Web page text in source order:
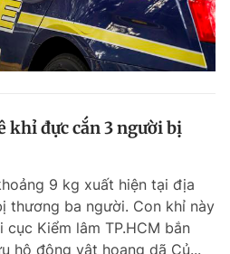
khỉ đực cắn 3 người bị
9 kg xuất hiện tại địa
thương ba người. Con khỉ này
Kiểm lâm TP.HCM bắn
hộ động vật hoang dã Củ...